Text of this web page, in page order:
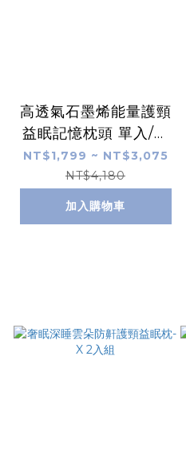
高透氣石墨烯能量護頸
益眠記憶枕頭 單入/兩
入組 B80
NT$1,799 ~ NT$3,075
NT$4,180
加入購物車